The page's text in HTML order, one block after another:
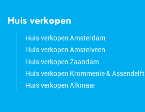
Huis verkopen
Huis verkopen Amsterdam
Huis verkopen Amstelveen
Huis verkopen Zaandam
Huis verkopen Krommenie & Assendelft
Huis verkopen Alkmaar